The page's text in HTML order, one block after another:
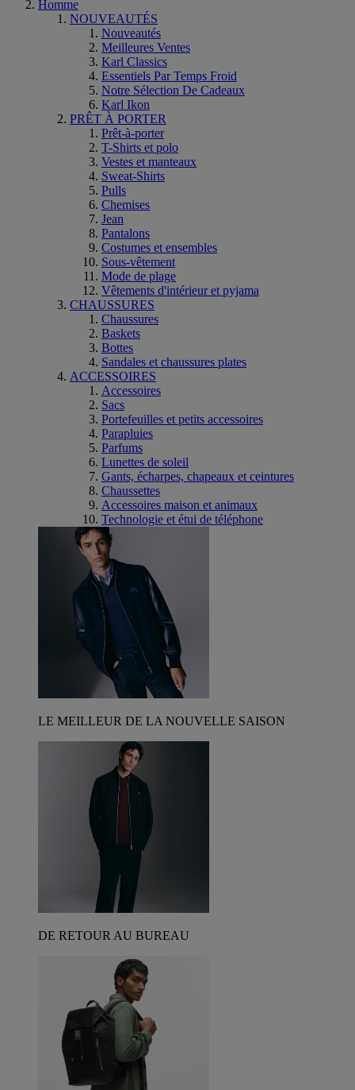
Homme
NOUVEAUTÉS
Nouveautés
Meilleures Ventes
Karl Classics
Essentiels Par Temps Froid
Notre Sélection De Cadeaux
Karl Ikon
PRÊT À PORTER
Prêt-à-porter
T-Shirts et polo
Vestes et manteaux
Sweat-Shirts
Pulls
Chemises
Jean
Pantalons
Costumes et ensembles
Sous-vêtement
Mode de plage
Vêtements d'intérieur et pyjama
CHAUSSURES
Chaussures
Baskets
Bottes
Sandales et chaussures plates
ACCESSOIRES
Accessoires
Sacs
Portefeuilles et petits accessoires
Parapluies
Parfums
Lunettes de soleil
Gants, écharpes, chapeaux et ceintures
Chaussettes
Accessoires maison et animaux
Technologie et étui de téléphone
LE MEILLEUR DE LA NOUVELLE SAISON
DE RETOUR AU BUREAU